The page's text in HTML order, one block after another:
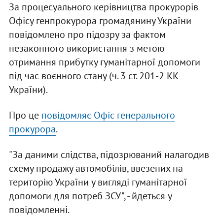
За процесуального керівництва прокурорів
Офісу генпрокурора громадянину України
повідомлено про підозру за фактом
незаконного використання з метою
отримання прибутку гуманітарної допомоги
під час воєнного стану (ч. 3 ст. 201-2 КК
України).
Про це повідомляє Офіс генерального
прокурора.
"За даними слідства, підозрюваний налагодив
схему продажу автомобілів, ввезених на
територію України у вигляді гуманітарної
допомоги для потреб ЗСУ", - йдеться у
повідомленні.